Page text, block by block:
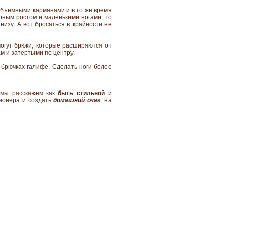
карманами и в то же время
ростом и маленькими ногами, то
А вот бросаться в крайности не
брюки, которые расширяются от
и затертыми по центру.
галифе. Сделать ноги более
расскажем какбыть стильнойи
и создатьдомашний очаг, на